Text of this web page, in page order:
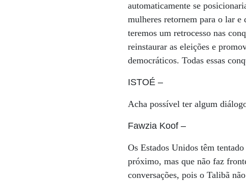
automaticamente se
mulheres retornem para o lar e
teremos um retrocesso nas
reinstaurar as eleições e
democráticos. Todas essas
ISTOÉ –
Acha possível ter algum
Fawzia Koof –
Os Estados Unidos têm
próximo, mas que não faz
conversações, pois o Talibã